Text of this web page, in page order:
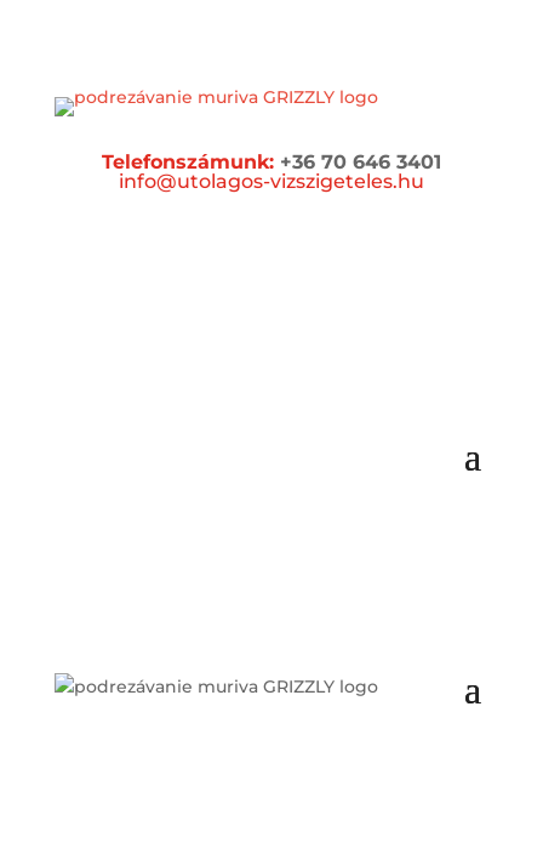
Telefonszámunk: +36 70 646 3401
info@utolagos-vizszigeteles.hu